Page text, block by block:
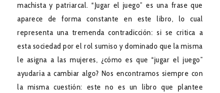
machista y patriarcal. “Jugar el juego” es una frase que
aparece de forma constante en este libro, lo cual
representa una tremenda contradicción: si se critica a
esta sociedad por el rol sumiso y dominado que la misma
le asigna a las mujeres, ¿cómo es que “jugar el juego”
ayudaría a cambiar algo? Nos encontramos siempre con
la misma cuestión: este no es un libro que plantee